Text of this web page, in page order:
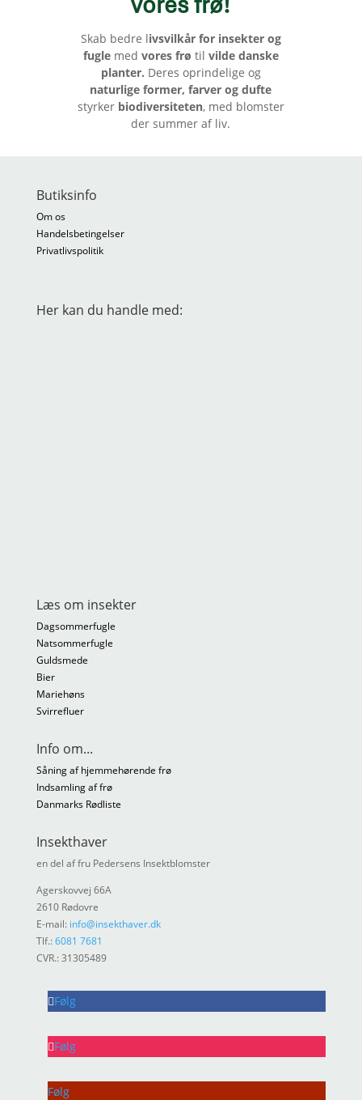
Skab bedre livsvilkår for insekter og
fuglemed vores frø til vilde danske
planter. Deres oprindelige og
naturlige former, farver og dufte
styrker biodiversiteten, med blomster
der summer af liv.
Butiksinfo
Om os
Handelsbetingelser
Privatlivspolitik
Her kan du handle med:
Læs om insekter
Dagsommerfugle
Natsommerfugle
Guldsmede
Bier
Mariehøns
Svirrefluer
Info om...
Såning af hjemmehørende frø
Indsamling af frø
Danmarks Rødliste
Insekthaver
en del af fru Pedersens Insektblomster
Agerskovvej 66A
2610 Rødovre
E-mail: info@insekthaver.dk
Tlf.:6081 7681
CVR.: 31305489
Følg
Følg
Følg